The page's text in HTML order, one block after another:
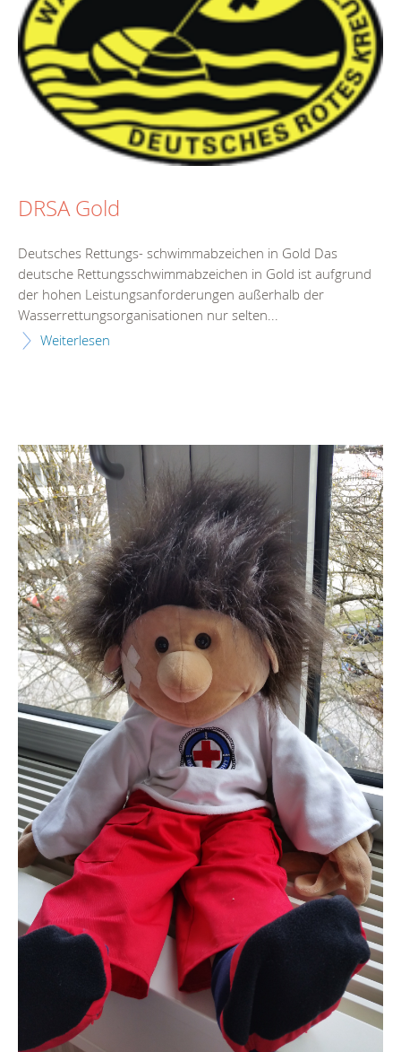
DRSA Gold
Deutsches Rettungs- schwimmabzeichen in Gold Das
deutsche Rettungsschwimmabzeichen in Gold ist aufgrund
der hohen Leistungsanforderungen außerhalb der
Wasserrettungsorganisationen nur selten...
Weiterlesen